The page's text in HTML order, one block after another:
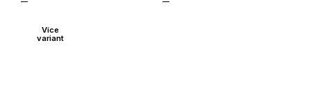
Více
variant